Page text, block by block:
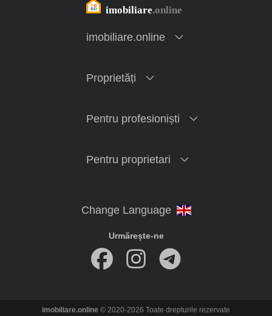
imobiliare.online
Proprietăți
Pentru profesioniști
Pentru proprietari
Urmărește-ne
imobiliare.online © 2020-2026 Toate drepturile rezervate